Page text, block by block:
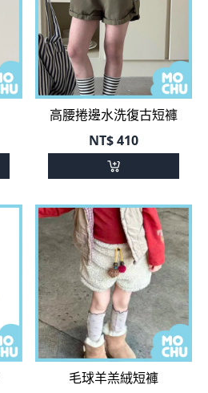
高腰捲邊水洗復古短褲
NT$410
毛球羊羔絨短褲